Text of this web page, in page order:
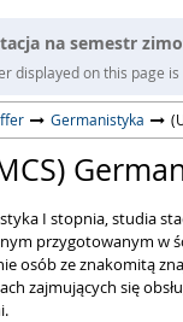
na semestr
displayed on this page
Germanistyka
I stopnia, studia
przygotowanym w
osób ze znakomitą
zajmujących się